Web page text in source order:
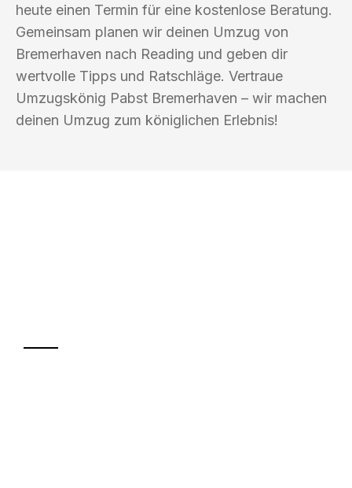
heute einen Termin für eine kostenlose Beratung.
Gemeinsam planen wir deinen Umzug von
Bremerhaven nach Reading und geben dir
wertvolle Tipps und Ratschläge. Vertraue
Umzugskönig Pabst Bremerhaven – wir machen
deinen Umzug zum königlichen Erlebnis!